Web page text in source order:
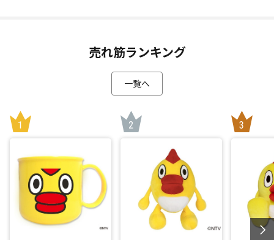
売れ筋ランキング
一覧へ